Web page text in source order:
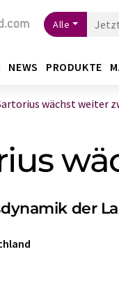
Alle
NEWS PRODUKTE
wächst weiter
der